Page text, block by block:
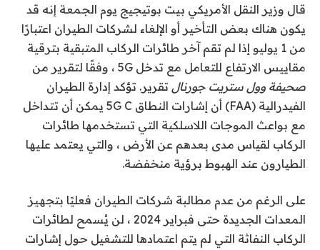
قال وزير النقل الأمريكي بيت بوتيجيج يوم الجمعة إنه قد
يكون هناك بعض التأخير أو الإلغاء لشركات الطيران اعتبارًا
من 1 يوليو إذا لم تقم آخر طائرات الركاب المتبقية بترقية
مقاييس الارتفاع للتعامل مع تدخل 5G ، وفقًا لتقرير من
صحيفة وول ستريت جورنال تقرير. تؤكد إدارة الطيران
الفيدرالية (FAA) أن إشارات النطاق 5G C يمكن أن تتداخل
مع بواعث الموجات اللاسلكية التي تستخدمها طائرات
الركاب لقياس مدى بعدهم عن الأرض ، والتي يعتمد عليها
الطيارون عند الهبوط برؤية منخفضة.
على الرغم من عدم مطالبة شركات الطيران فعليًا بتجهيز
المعدات الجديدة حتى فبراير 2024 ، لن يُسمح لطائرات
الركاب النفاثة التي لم يتم اعتمادها للتشغيل حول إشارات